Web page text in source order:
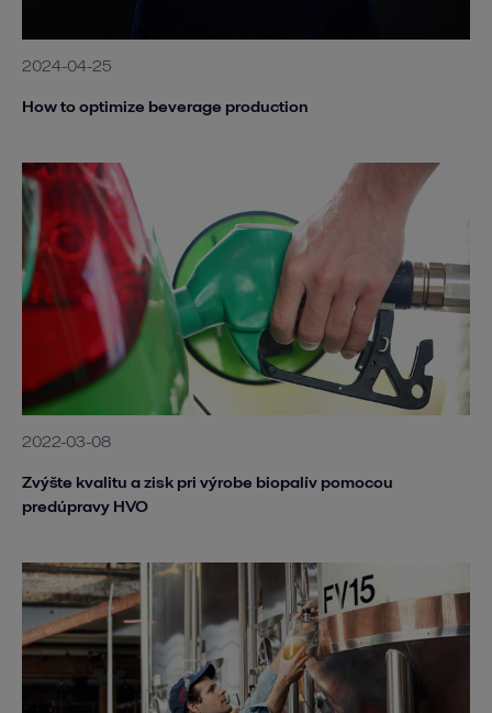
2024-04-25
How to optimize beverage production
2022-03-08
Zvýšte kvalitu a zisk pri výrobe biopalív pomocou
predúpravy HVO